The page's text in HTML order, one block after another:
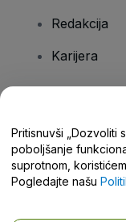
Redakcija
Karijera
Centar za
Pritisnuvši „Dozvoliti
poboljšanje
suprotnom,
Pogledajte našu